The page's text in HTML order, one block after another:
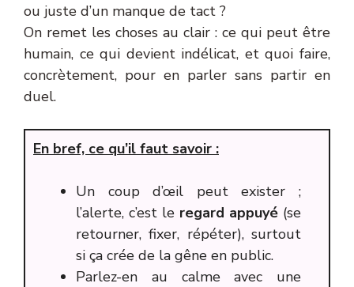
ou juste d’un manque de tact ?
On remet les choses au clair : ce qui peut être
humain, ce qui devient indélicat, et quoi faire,
concrètement, pour en parler sans partir en
duel.
En bref, ce qu’il faut savoir :
Un coup d’œil peut exister ;
l’alerte, c’est le regard appuyé (se
retourner, fixer, répéter), surtout
si ça crée de la gêne en public.
Parlez-en au calme avec une